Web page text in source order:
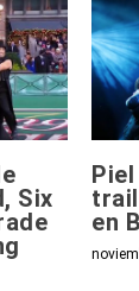
Six
en